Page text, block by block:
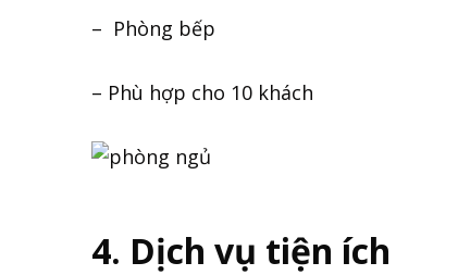
– Phòng bếp
– Phù hợp cho 10 khách
4. Dịch vụ tiện ích